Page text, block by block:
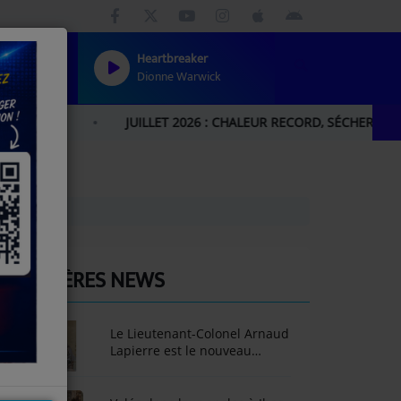
Heartbreaker
Dionne Warwick
JUILLET 2026 : CHALEUR RECORD, SÉCHERESSE
DERNIÈRES NEWS
Le Lieutenant-Colonel Arnaud
Lapierre est le nouveau